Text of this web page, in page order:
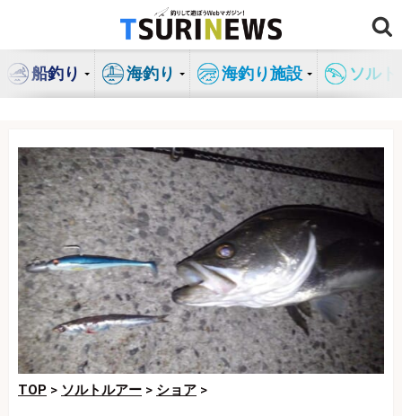
ン
船釣り 海釣り 海釣り施設 ソル
TOP > ソルトルアー > ショア >